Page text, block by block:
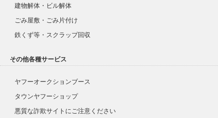
建物解体・ビル解体
ごみ屋敷・ごみ片付け
鉄くず等・スクラップ回収
その他各種サービス
ヤフーオークションブース
タウンヤフーショップ
悪質な詐欺サイトにご注意ください